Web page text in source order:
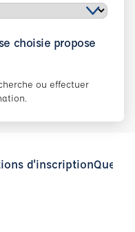
choisie propose
ou effectuer
d'inscription